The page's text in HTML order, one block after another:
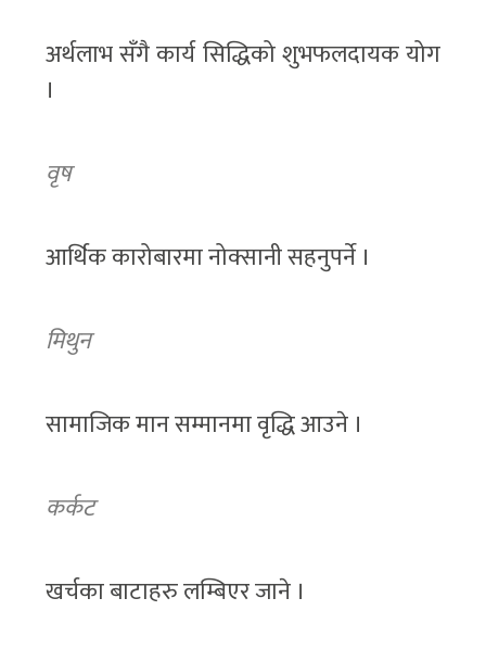
अर्थलाभ सँगै कार्य सिद्धिको शुभफलदायक योग
।
वृष
आर्थिक कारोबारमा नोक्सानी सहनुपर्ने ।
मिथुन
सामाजिक मान सम्मानमा वृद्धि आउने ।
कर्कट
खर्चका बाटाहरु लम्बिएर जाने ।